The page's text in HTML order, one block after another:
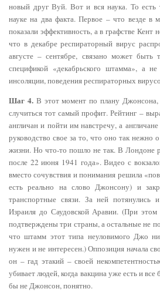
новый друг Вуй. Вот и вся наука. То есть
науке на два факта. Первое – что везде в
показали эффективность, а в графстве Кент
что в декабре респираторный вирус
августе – сентябре, связано может быть
спецификой «декабрьского штамма», а
инсоляции, поведения респираторных
Шаг 4.В этот момент по плану
случиться тот самый профит. Рейтинг –
англичан и пойти им навстречу, а
руководство свое за то, что оно так нежно
жизни. Но что-то пошло не так. В Лондоне
после 22 июня 1941 года». Видео с
вместо сочувствия и понимания решила
есть реально на слово Джонсону) и
транспортные связи. За ней потянулись
Израиля до Саудовской Аравии. (При
подтверждены три страны, а остальные не
что штамм этот типа неуловимого Джо
нужен и не интересен.) Оппозиция начала
он – гад этакий – своей
убивает людей, когда вакцина уже есть и
бы не Джонсон, понятно.